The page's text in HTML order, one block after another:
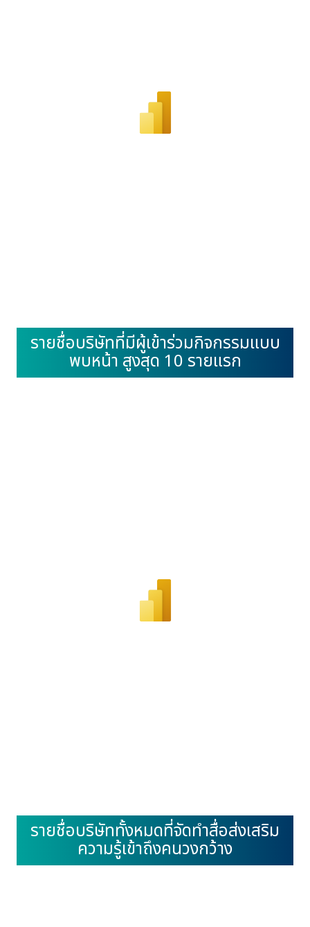
รายชื่อบริษัทที่มีผู้เข้าร่วมกิจกรรมแบบ
พบหน้า สูงสุด 10 รายแรก
รายชื่อบริษัททั้งหมดที่จัดทำสื่อส่งเสริม
ความรู้เข้าถึงคนวงกว้าง